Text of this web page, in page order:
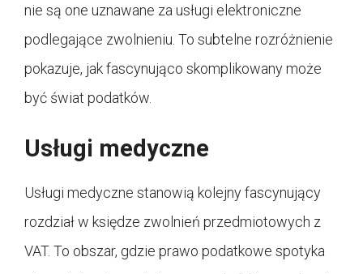
nie są one uznawane za usługi elektroniczne
podlegające zwolnieniu. To subtelne rozróżnienie
pokazuje, jak fascynująco skomplikowany może
być świat podatków.
Usługi medyczne
Usługi medyczne stanowią kolejny fascynujący
rozdział w księdze zwolnień przedmiotowych z
VAT. To obszar, gdzie prawo podatkowe spotyka